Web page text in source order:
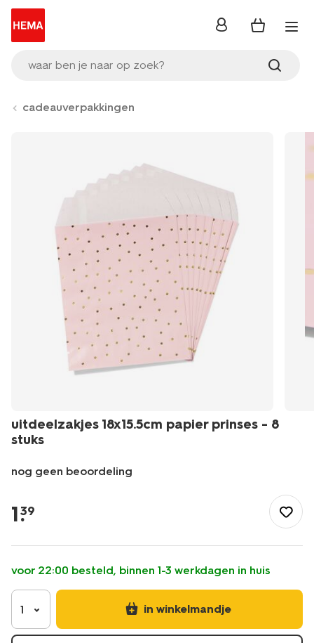
waar ben je naar op zoek?
inloggen
cadeauverpakkingen
uitdeelzakjes 18x15.5cm papier prinses - 8
stuks
nog geen beoordeling
cadeau/inpakken/cadeauverpakkingen/uitdeelzakjes-
18x15.5cm-
prinses-
-8-
stuks-
14250356.html
1.
39
voor 22:00 besteld, binnen 1-3 werkdagen in huis
1 in winkelmandje